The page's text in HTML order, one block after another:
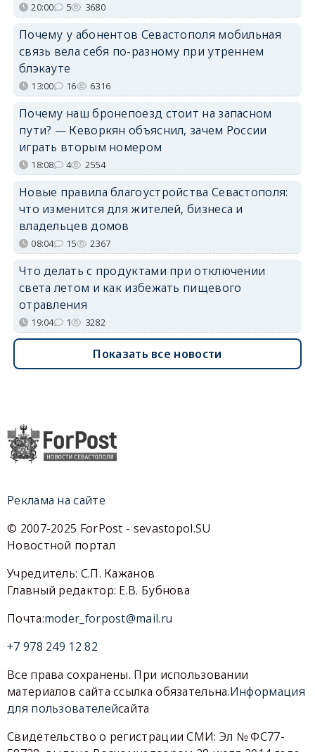
20:00 5 3680
Почему у абонентов Севастополя мобильная
связь вела себя по-разному при утреннем
блэкауте
13:00 16 6316
Почему наш бронепоезд стоит на запасном
пути? — Кеворкян объяснил, зачем России
играть вторым номером
18:08 4 2554
Новые правила благоустройства Севастополя:
что изменится для жителей, бизнеса и
владельцев домов
08:04 15 2367
Что делать с продуктами при отключении
света летом и как избежать пищевого
отравления
19:04 1 3282
Показать все новости
Реклама на сайте
© 2007-2025 ForPost - sevastopol.SU
Новостной портал
Учредитель: С.П. Кажанов
Главный редактор: Е.В. Бубнова
Почта:moder_forpost@mail.ru
+7 978 249 12 82
Все права сохранены. При использовании
материалов сайта ссылка обязательна.Информация
для пользователейсайта
Свидетельство о регистрации СМИ: Эл № ФС77-